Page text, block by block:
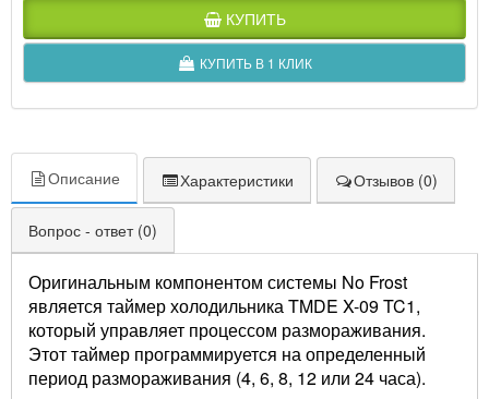
КУПИТЬ
КУПИТЬ В 1 КЛИК
Описание Характеристики Отзывов (0)
Вопрос - ответ (0)
Оригинальным компонентом системы No Frost
является таймер холодильника TMDE X-09 TC1,
который управляет процессом размораживания.
Этот таймер программируется на определенный
период размораживания (4, 6, 8, 12 или 24 часа).